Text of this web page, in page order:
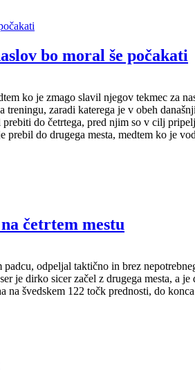
bo moral še počakati
ko je zmago slavil njegov tekmec za
treningu, zaradi katerega je v obeh
prebiti do četrtega, pred njim so v cilj
do drugega mesta, medtem ko je
četrtem mestu
odpeljal taktično in brez
je dirko sicer začel z drugega mesta, a
švedskem 122 točk prednosti, do